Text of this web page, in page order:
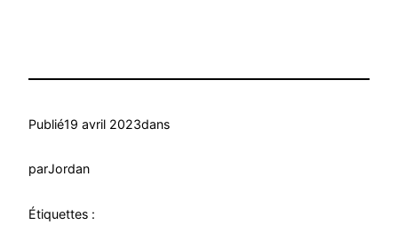
Publié19 avril 2023dans
parJordan
Étiquettes :